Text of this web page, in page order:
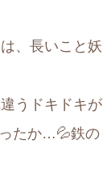
、長いこと妖
うドキドキが
たか…💦鉄の